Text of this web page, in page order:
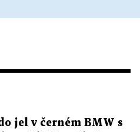
jel v černém BMW s